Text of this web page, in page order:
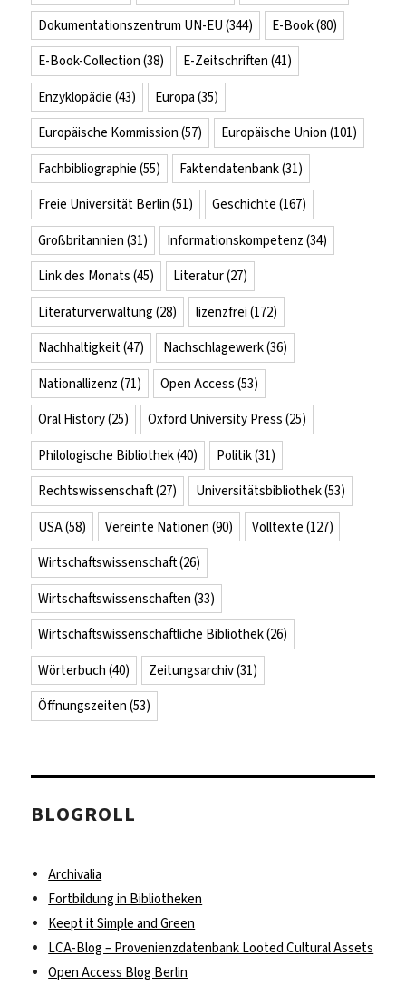
Dokumentationszentrum UN-EU (344) E-Book(80)
E-Book-Collection (38) E-Zeitschriften (41)
Enzyklopädie (43) Europa (35)
Europäische Kommission (57) Europäische Union (101)
Fachbibliographie (55) Faktendatenbank(31)
Freie Universität Berlin (51) Geschichte (167)
Großbritannien (31) Informationskompetenz (34)
Link des Monats (45) Literatur(27)
Literaturverwaltung (28) lizenzfrei (172)
Nachhaltigkeit(47) Nachschlagewerk(36)
Nationallizenz (71) Open Access (53)
Oral History(25) Oxford University Press (25)
Philologische Bibliothek(40) Politik(31)
Rechtswissenschaft(27) Universitätsbibliothek(53)
USA(58) Vereinte Nationen (90) Volltexte (127)
Wirtschaftswissenschaft(26)
Wirtschaftswissenschaften (33)
Wirtschaftswissenschaftliche Bibliothek(26)
Wörterbuch (40) Zeitungsarchiv(31)
Öffnungszeiten (53)
BLOGROLL
Archivalia
Fortbildung in Bibliotheken
Keept it Simple and Green
LCA-Blog – Provenienzdatenbank Looted Cultural Assets
Open Access Blog Berlin